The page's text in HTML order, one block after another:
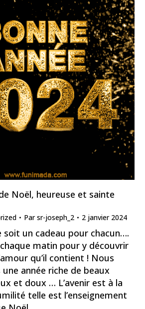
Noël, heureuse et sainte
Parsr-joseph_2 2 janvier 2024
soit un cadeau pour chacun….
matin pour y découvrir
qu’il contient ! Nous
année riche de beaux
et doux … L’avenir est à la
telle est l’enseignement